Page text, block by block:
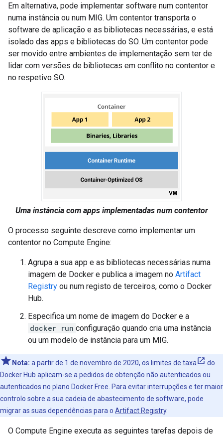
Em alternativa, pode implementar software num contentor
numa instância ou num MIG. Um contentor transporta o
software de aplicação e as bibliotecas necessárias, e está
isolado das apps e bibliotecas do SO. Um contentor pode
ser movido entre ambientes de implementação sem ter de
lidar com versões de bibliotecas em conflito no contentor e
no respetivo SO.
Uma instância com apps implementadas num contentor
O processo seguinte descreve como implementar um
contentor no Compute Engine:
Agrupa a sua app e as bibliotecas necessárias numa
imagem de Docker e publica a imagem no Artifact
Registry ou num registo de terceiros, como o Docker
Hub.
Especifica um nome de imagem do Docker e a
docker run configuração quando cria uma instância
ou um modelo de instância para um MIG.
Nota: a partir de 1 de novembro de 2020, os limites de taxa
do
Docker Hub aplicam-se a pedidos de obtenção não autenticados ou
autenticados no plano Docker Free. Para evitar interrupções e ter maior
controlo sobre a sua cadeia de abastecimento de software, pode
migrar as suas dependências para o Artifact Registry.
O Compute Engine executa as seguintes tarefas depois de